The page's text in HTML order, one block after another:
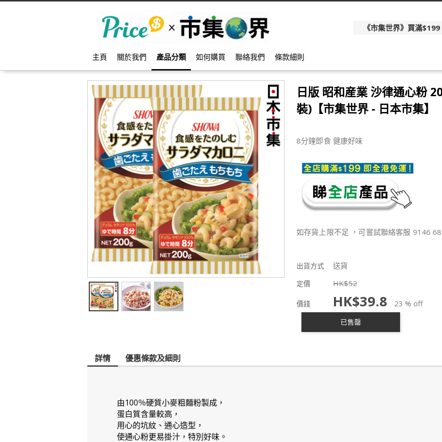
《市集世界》買滿
主頁 關於我們 產品分類 如何購買 聯絡我們 條款細則
日版 昭和産業 沙律通心粉
裝)【市集世界 - 日本市集】
8分鐘即食 健康好味
如存貨上限不足 ，可嘗試聯絡客服 9146
出貨方式 送貨
定價 HK$52
價錢 HK$39.8 23 % off
已售罄
詳情 優惠條款及細則
由100％硬質小麥粗麵粉製成，
蛋白質含量較高，
用心的坑紋、通心造型，
使通心粉更易掛汁，特別好味。